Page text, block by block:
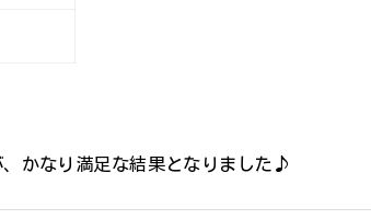
かなり満足な結果となりました♪